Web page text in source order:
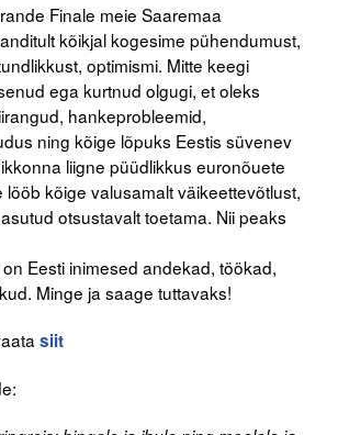
Finale meie Saaremaa
kõikjal kogesime pühendumust,
optimismi. Mitte keegi
ega kurtnud olgugi, et oleks
hankeprobleemid,
ning kõige lõpuks Eestis süvenev
liigne püüdlikkus euronõuete
lööb kõige valusamalt väikeettevõtlust,
otsustavalt toetama. Nii peaks
Eesti inimesed andekad, töökad,
Minge ja saage tuttavaks!
siit